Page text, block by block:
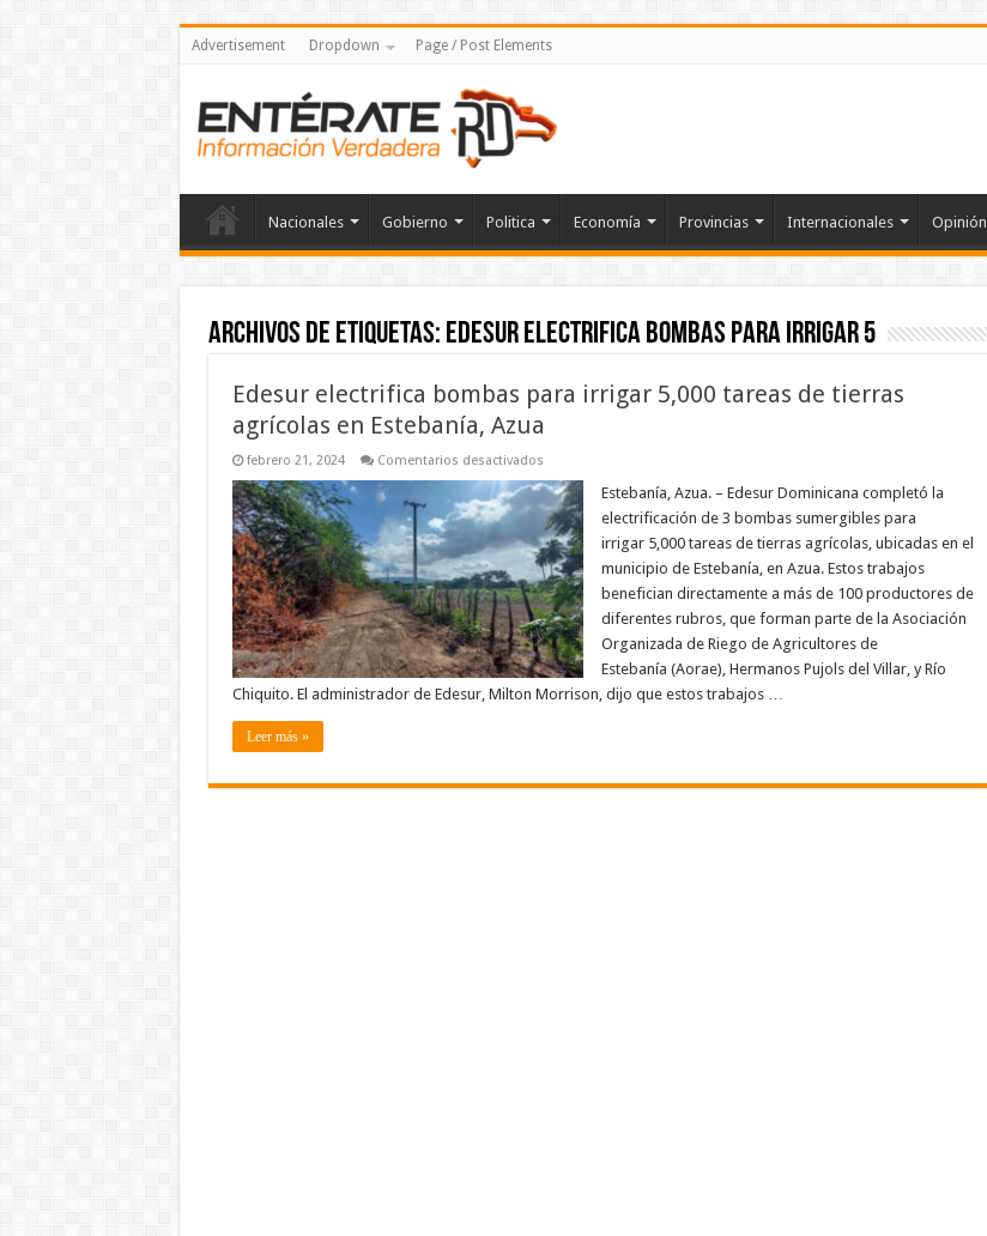
Advertisement Dropdown Page / Post Elements
Nacionales Gobierno Politica Economía Provincias Internacionales Opinión
Archivos de etiquetas: Edesur electrifica bombas para irrigar 5
Edesur electrifica bombas para irrigar 5,000 tareas de tierras
agrícolas en Estebanía, Azua
febrero 21, 2024 Comentarios desactivadosen
electrifica
bombas
para
irrigar
5,000
tareas
de
tierras
agrícolas
en
Estebanía,
Azua
Estebanía, Azua. – Edesur Dominicana completó la
electrificación de 3 bombas sumergibles para
irrigar 5,000 tareas de tierras agrícolas, ubicadas en el
municipio de Estebanía, en Azua. Estos trabajos
benefician directamente a más de 100 productores de
diferentes rubros, que forman parte de la Asociación
Organizada de Riego de Agricultores de
Estebanía (Aorae), Hermanos Pujols del Villar, y Río
Chiquito. El administrador de Edesur, Milton Morrison, dijo que estos trabajos …
Leer más »